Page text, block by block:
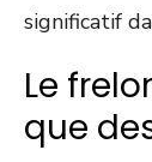
significatif
Le
que